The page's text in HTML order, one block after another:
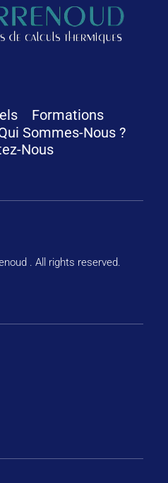
Formations
Sommes-Nous ?
Nous
. All rights reserved.